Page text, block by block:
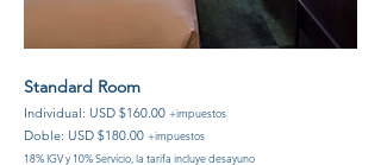
Standard Room
Individual: USD $160.00 +impuestos
Doble: USD $180.00 +impuestos
18% IGV y 10% Servicio, la tarifa incluye desayuno